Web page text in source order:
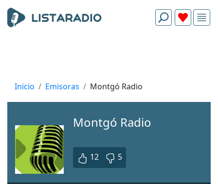
Inicio Emisoras Montgó Radio
Montgó Radio
12 5